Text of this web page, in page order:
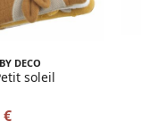
DECO
soleil
€